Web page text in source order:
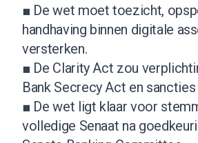
■ De wet moet toezicht,
handhaving binnen digitale
versterken.
■ De Clarity Act zou
Bank Secrecy Act en
■ De wet ligt klaar voor
volledige Senaat na